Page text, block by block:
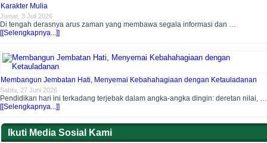
Karakter Mulia
Jumat, 3 Juli 2026
Di tengah derasnya arus zaman yang membawa segala informasi dan …
[[Selengkapnya...]]
Membangun Jembatan Hati, Menyemai Kebahahagiaan dengan Ketauladanan
Sabtu, 27 Juni 2026
Pendidikan hari ini terkadang terjebak dalam angka-angka dingin: deretan nilai, …
[[Selengkapnya...]]
Ikuti Media Sosial Kami